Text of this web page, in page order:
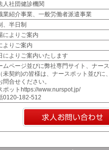
人社団健診機関
業紹介事業、一般労働者派遣事業
、半日制
によりご案内
よりご案内
によりご案内いたします
ムページ並びに弊社専門サイト、ナー
未契約)の皆様は、ナースポット並び
問合せください。
ポットhttps://www.nurspot.jp/
0120-182-512